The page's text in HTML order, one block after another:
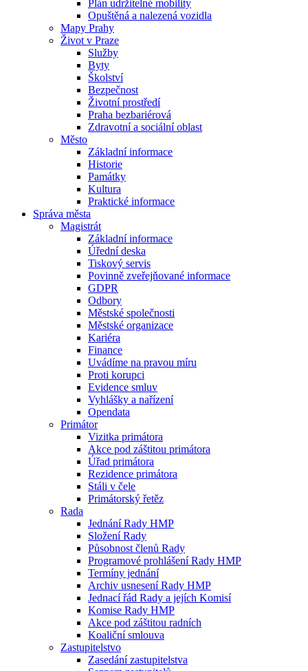
Plán udržitelné mobility
Opuštěná a nalezená vozidla
Mapy Prahy
Život v Praze
Služby
Byty
Školství
Bezpečnost
Životní prostředí
Praha bezbariérová
Zdravotní a sociální oblast
Město
Základní informace
Historie
Památky
Kultura
Praktické informace
Správa města
Magistrát
Základní informace
Úřední deska
Tiskový servis
Povinně zveřejňované informace
GDPR
Odbory
Městské společnosti
Městské organizace
Kariéra
Finance
Uvádíme na pravou míru
Proti korupci
Evidence smluv
Vyhlášky a nařízení
Opendata
Primátor
Vizitka primátora
Akce pod záštitou primátora
Úřad primátora
Rezidence primátora
Stáli v čele
Primátorský řetěz
Rada
Jednání Rady HMP
Složení Rady
Působnost členů Rady
Programové prohlášení Rady HMP
Termíny jednání
Archiv usnesení Rady HMP
Jednací řád Rady a jejích Komisí
Komise Rady HMP
Akce pod záštitou radních
Koaliční smlouva
Zastupitelstvo
Zasedání zastupitelstva